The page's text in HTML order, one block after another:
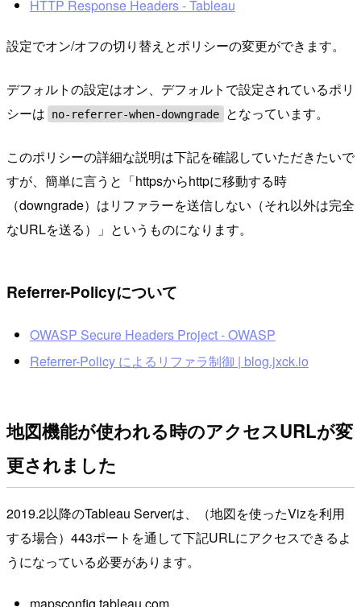
HTTP Response Headers - Tableau
設定でオン/オフの切り替えとポリシーの変更ができます。
デフォルトの設定はオン、デフォルトで設定されているポリ
シーは
no-referrer-when-downgrade となっています。
このポリシーの詳細な説明は下記を確認していただきたいで
すが、簡単に言うと「httpsからhttpに移動する時
（downgrade）はリファラーを送信しない（それ以外は完全
なURLを送る）」というものになります。
Referrer-Policyについて
OWASP Secure Headers Project - OWASP
Referrer-Policy によるリファラ制御 | blog.jxck.io
地図機能が使われる時のアクセスURLが変
更されました
2019.2以降のTableau Serverは、（地図を使ったVizを利用
する場合）443ポートを通して下記URLにアクセスできるよ
うになっている必要があります。
mapsconfig.tableau.com